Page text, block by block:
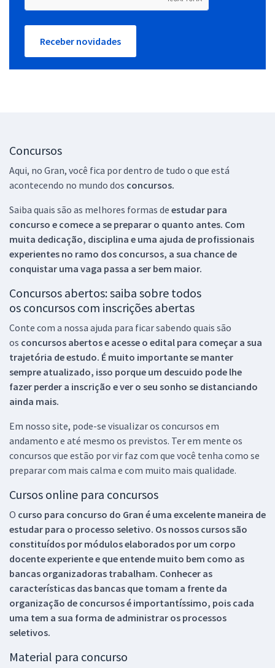
Receber novidades
Concursos
Aqui, no Gran, você fica por dentro de tudo o que está
acontecendo no mundo dos concursos.
Saiba quais são as melhores formas de estudar para
concurso e comece a se preparar o quanto antes. Com
muita dedicação, disciplina e uma ajuda de profissionais
experientes no ramo dos concursos, a sua chance de
conquistar uma vaga passa a ser bem maior.
Concursos abertos: saiba sobre todos
os concursos com inscrições abertas
Conte com a nossa ajuda para ficar sabendo quais são
os concursos abertos e acesse o edital para começar a sua
trajetória de estudo. É muito importante se manter
sempre atualizado, isso porque um descuido pode lhe
fazer perder a inscrição e ver o seu sonho se distanciando
ainda mais.
Em nosso site, pode-se visualizar os concursos em
andamento e até mesmo os previstos. Ter em mente os
concursos que estão por vir faz com que você tenha como se
preparar com mais calma e com muito mais qualidade.
Cursos online para concursos
O curso para concurso do Gran é uma excelente maneira de
estudar para o processo seletivo. Os nossos cursos são
constituídos por módulos elaborados por um corpo
docente experiente e que entende muito bem como as
bancas organizadoras trabalham. Conhecer as
características das bancas que tomam a frente da
organização de concursos é importantíssimo, pois cada
uma tem a sua forma de administrar os processos
seletivos.
Material para concurso